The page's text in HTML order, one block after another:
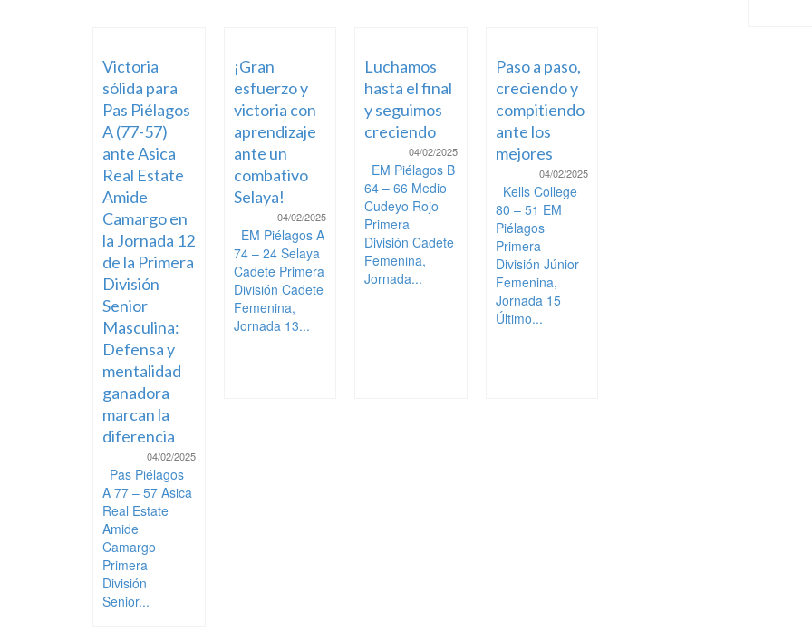
Victoria
sólida para
Pas Piélagos
A (77-57)
ante Asica
Real Estate
Amide
Camargo en
la Jornada 12
de la Primera
División
Senior
Masculina:
Defensa y
mentalidad
ganadora
marcan la
diferencia
04/02/2025
Pas Piélagos
A 77 – 57 Asica
Real Estate
Amide
Camargo
Primera
División
Senior...
¡Gran
esfuerzo y
victoria con
aprendizaje
ante un
combativo
Selaya!
04/02/2025
EM Piélagos A
74 – 24 Selaya
Cadete Primera
División Cadete
Femenina,
Jornada 13...
Luchamos
hasta el final
y seguimos
creciendo
04/02/2025
EM Piélagos B
64 – 66 Medio
Cudeyo Rojo
Primera
División Cadete
Femenina,
Jornada...
Paso a paso,
creciendo y
compitiendo
ante los
mejores
04/02/2025
Kells College
80 – 51 EM
Piélagos
Primera
División Júnior
Femenina,
Jornada 15
Último...